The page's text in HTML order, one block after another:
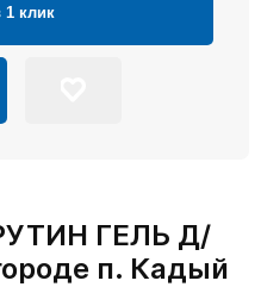
1 клик
ГЕЛЬ Д/
п. Кадый